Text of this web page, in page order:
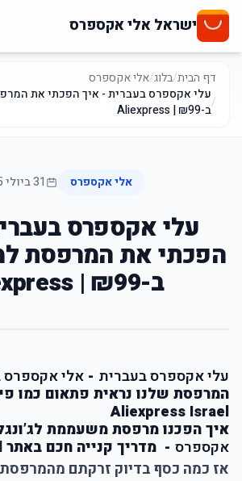
ישראל אלי אקספרס
דף הבית/בלוג/אלי אקספרס
/עלי אקספרס בעברית - איך הפכתי את
ב-₪99 | Aliexpress
אלי אקספרס 31 ביולי 2025
עלי אקספרס
הפכתי את המרפסת
ב-₪99 | Aliexpress
עלי אקספרס בעברית - אלי אקספרס
Aliexpress Israel
איך הפכנו מרפסת משעממת
אקספרס - מדריך קנייה חכם באתר
אז כמה כסף בדיוק זרקתם